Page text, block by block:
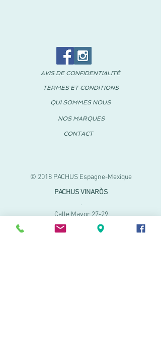
© 2018 PACHUS Espagne-Mexique
AVIS DE CONFIDENTIALITÉ
TERMES ET CONDITIONS
QUI SOMMES NOUS
NOS MARQUES
CONTACT
PACHUS VINARÒS
.
Calle Mayor 27-29
Vinaroz, Castellón (Espagne)